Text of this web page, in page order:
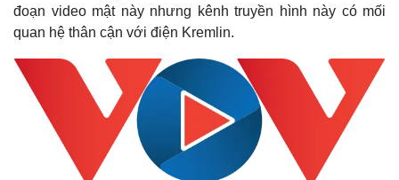
Kinh tế
Bất động sản
Khởi nghiệp
Thị trường
Tiêu dùng
Tỷ giá
Chứng khoán
Giá cà phê
đoạn video mật này nhưng kênh truyền hình này có mối
quan hệ thân cận với điện Kremlin.